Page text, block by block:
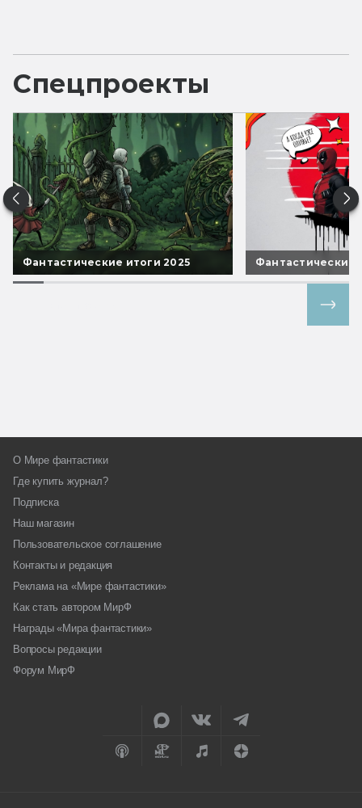
Спецпроекты
Фантастические итоги 2025 Фантастические
О Мире фантастики
Где купить журнал?
Подписка
Наш магазин
Пользовательское соглашение
Контакты и редакция
Реклама на «Мире фантастики»
Как стать автором МирФ
Награды «Мира фантастики»
Вопросы редакции
Форум МирФ